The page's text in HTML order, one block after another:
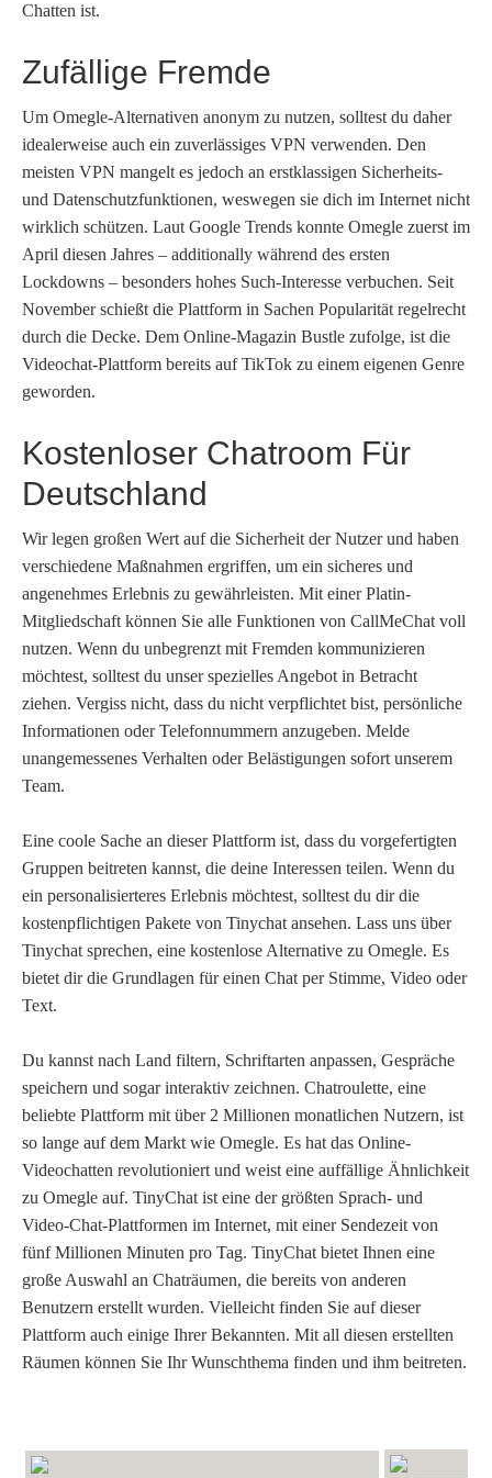
Chatten ist.
Zufällige Fremde
Um Omegle-Alternativen anonym zu nutzen, solltest du daher
idealerweise auch ein zuverlässiges VPN verwenden. Den
meisten VPN mangelt es jedoch an erstklassigen Sicherheits-
und Datenschutzfunktionen, weswegen sie dich im Internet nicht
wirklich schützen. Laut Google Trends konnte Omegle zuerst im
April diesen Jahres – additionally während des ersten
Lockdowns – besonders hohes Such-Interesse verbuchen. Seit
November schießt die Plattform in Sachen Popularität regelrecht
durch die Decke. Dem Online-Magazin Bustle zufolge, ist die
Videochat-Plattform bereits auf TikTok zu einem eigenen Genre
geworden.
Kostenloser Chatroom Für
Deutschland
Wir legen großen Wert auf die Sicherheit der Nutzer und haben
verschiedene Maßnahmen ergriffen, um ein sicheres und
angenehmes Erlebnis zu gewährleisten. Mit einer Platin-
Mitgliedschaft können Sie alle Funktionen von CallMeChat voll
nutzen. Wenn du unbegrenzt mit Fremden kommunizieren
möchtest, solltest du unser spezielles Angebot in Betracht
ziehen. Vergiss nicht, dass du nicht verpflichtet bist, persönliche
Informationen oder Telefonnummern anzugeben. Melde
unangemessenes Verhalten oder Belästigungen sofort unserem
Team.
Eine coole Sache an dieser Plattform ist, dass du vorgefertigten
Gruppen beitreten kannst, die deine Interessen teilen. Wenn du
ein personalisierteres Erlebnis möchtest, solltest du dir die
kostenpflichtigen Pakete von Tinychat ansehen. Lass uns über
Tinychat sprechen, eine kostenlose Alternative zu Omegle. Es
bietet dir die Grundlagen für einen Chat per Stimme, Video oder
Text.
Du kannst nach Land filtern, Schriftarten anpassen, Gespräche
speichern und sogar interaktiv zeichnen. Chatroulette, eine
beliebte Plattform mit über 2 Millionen monatlichen Nutzern, ist
so lange auf dem Markt wie Omegle. Es hat das Online-
Videochatten revolutioniert und weist eine auffällige Ähnlichkeit
zu Omegle auf. TinyChat ist eine der größten Sprach- und
Video-Chat-Plattformen im Internet, mit einer Sendezeit von
fünf Millionen Minuten pro Tag. TinyChat bietet Ihnen eine
große Auswahl an Chaträumen, die bereits von anderen
Benutzern erstellt wurden. Vielleicht finden Sie auf dieser
Plattform auch einige Ihrer Bekannten. Mit all diesen erstellten
Räumen können Sie Ihr Wunschthema finden und ihm beitreten.